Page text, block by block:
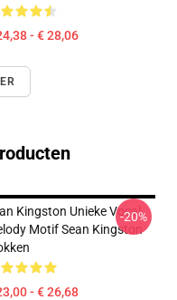
- € 28,06
Kingston Unieke Vocal
Motif Sean Kingston
- € 26,68
-20%